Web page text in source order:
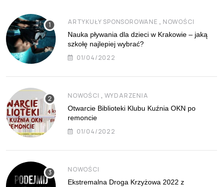
ARTYKUŁY SPONSOROWANE , NOWOŚCI
Nauka pływania dla dzieci w Krakowie – jaką
szkołę najlepiej wybrać?
01/04/2022
NOWOŚCI , WYDARZENIA
Otwarcie Biblioteki Klubu Kuźnia OKN po
remoncie
01/04/2022
NOWOŚCI
Ekstremalna Droga Krzyżowa 2022 z